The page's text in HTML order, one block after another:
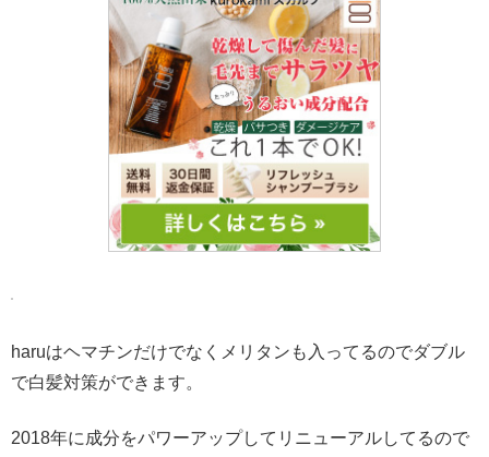
haruはヘマチンだけでなくメリタンも入ってるのでダブル
で白髪対策ができます。
2018年に成分をパワーアップしてリニューアルしてるので